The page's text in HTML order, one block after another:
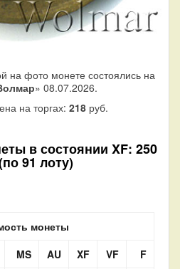
на фото монете состоялись на
» 08.07.2026.
на торгах: 218руб.
в состоянии XF: 250
91 лоту)
монеты
MS AU XF VF
F